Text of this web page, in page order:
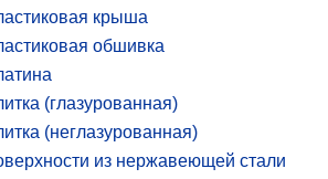
крыша
обшивка
(глазурованная)
(неглазурованная)
из нержавеющей стали